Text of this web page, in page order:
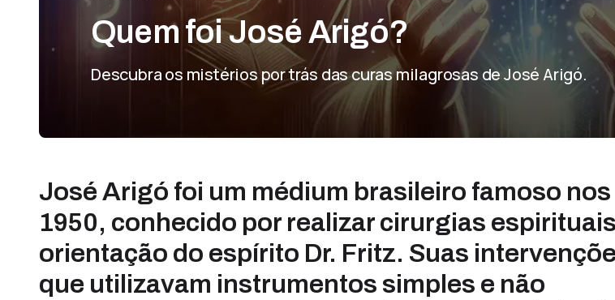
Quem foi José Arigó?
Descubra os mistérios por trás das curas milagrosas de José Arigó.
José Arigó foi um médium brasileiro famoso
1950, conhecido por realizar cirurgias
orientação do espírito Dr. Fritz. Suas
que utilizavam instrumentos simples e não